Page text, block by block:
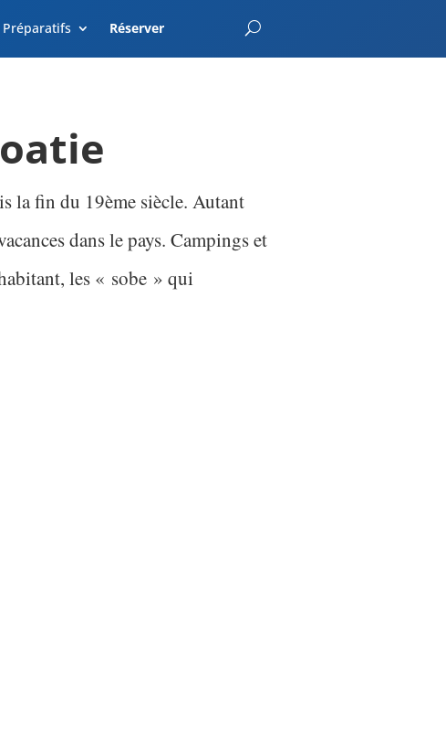
Préparatifs Réserver EnterCroatia.com
la fin du 19ème siècle. Autant
dans le pays. Campings et
les « sobe » qui